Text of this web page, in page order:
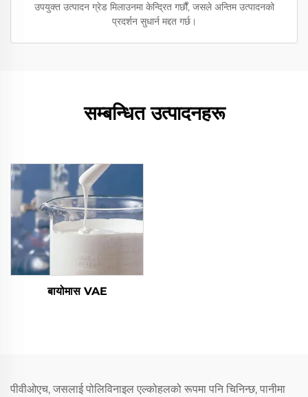
उपयुक्त उत्पादन ग्रेड मिलाउनमा केन्द्रित गर्छौं, जसले अन्तिम उत्पादनको
प्रदर्शन सुधार्न मद्दत गर्छ।
सम्बन्धित उत्पादनहरू
बायोमास VAE
पीवीओएच, जसलाई पोलिविनाइल एल्कोहलको रूपमा पनि चिनिन्छ, पानीमा